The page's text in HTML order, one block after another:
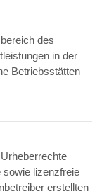
des
in der
Betriebsstätten
sowie lizenzfreie
erstellten